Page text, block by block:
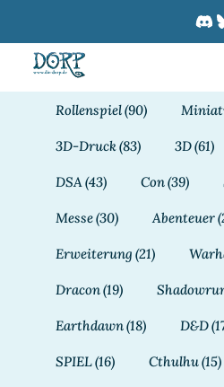
springen
Rollenspiel(90)
3D-Druck(83) 3D(61)
DSA (43) Con(39)
Messe(30) Abenteuer
Erweiterung (21)
Dracon(19)
Earthdawn(18) D&D
SPIEL(16) Cthulhu(15)